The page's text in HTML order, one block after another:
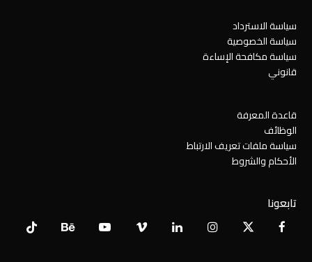
سياسة الاسترداد
سياسة الخصوصية
سياسة مكافحة الإساءة
قانوني
قاعدة المعرفة
الوظائف
سياسة ملفات تعريف الارتباط
الأحكام والشروط
تابعونا
Facebook
X
Instagram
LinkedIn
Vimeo
YouTube
Behance
Tiktok